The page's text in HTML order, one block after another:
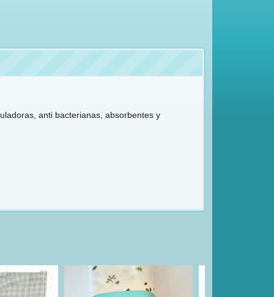
anti bacterianas, absorbentes y